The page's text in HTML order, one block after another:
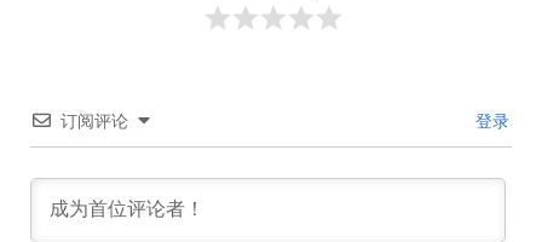
订阅评论 登录